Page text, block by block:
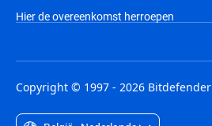
Hier de overeenkomst herroepen
Copyright © 1997 - 2026 Bitdefender